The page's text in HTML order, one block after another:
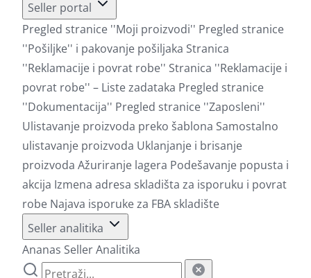
Seller portal
Pregled stranice ''Moji proizvodi'' Pregled stranice
''Pošiljke'' i pakovanje pošiljaka Stranica
''Reklamacije i povrat robe'' Stranica ''Reklamacije i
povrat robe'' – Liste zadataka Pregled stranice
''Dokumentacija'' Pregled stranice ''Zaposleni''
Ulistavanje proizvoda preko šablona Samostalno
ulistavanje proizvoda Uklanjanje i brisanje
proizvoda Ažuriranje lagera Podešavanje popusta i
akcija Izmena adresa skladišta za isporuku i povrat
robe Najava isporuke za FBA skladište
Seller analitika
Ananas Seller Analitika